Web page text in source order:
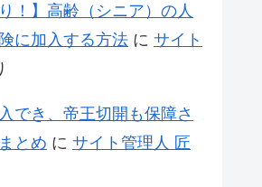
！】高齢（シニア）の人
に加入する方法 に サイト
でき、帝王切開も保障さ
とめ に サイト管理人 匠